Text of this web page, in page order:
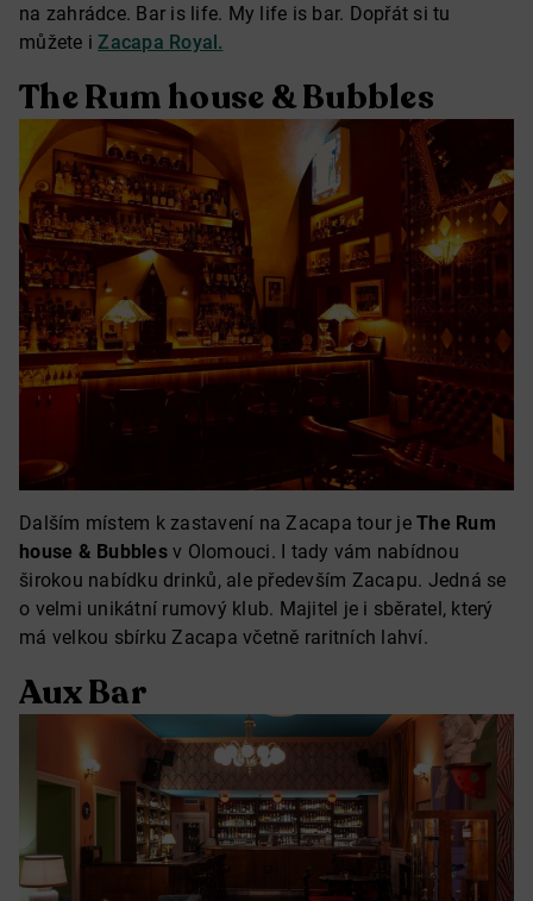
na zahrádce. Bar is life. My life is bar. Dopřát si tu
můžete iZacapa Royal.
The Rum house & Bubbles
Dalším místem k zastavení na Zacapa tour je The Rum
house & Bubbles v Olomouci. I tady vám nabídnou
širokou nabídku drinků, ale především Zacapu. Jedná se
o velmi unikátní rumový klub. Majitel je i sběratel, který
má velkou sbírku Zacapa včetně raritních lahví.
Aux Bar